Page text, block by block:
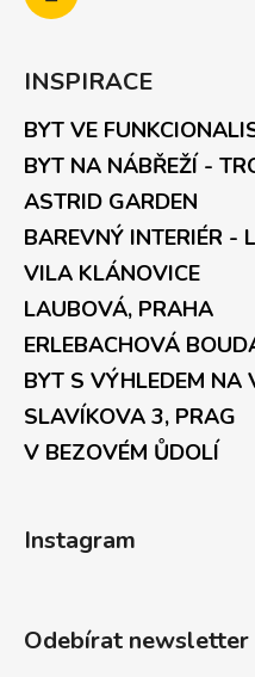
INSPIRACE
BYT VE
BYT NA NÁBŘEŽÍ -
ASTRID GARDEN
BAREVNÝ INTERIÉR -
VILA KLÁNOVICE
LAUBOVÁ, PRAHA
ERLEBACHOVÁ
BYT S VÝHLEDEM NA
SLAVÍKOVA 3, PRAG
V BEZOVÉM ŮDOLÍ
Instagram
Odebírat newsletter